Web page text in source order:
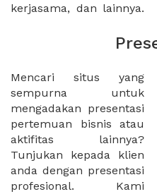
kerjasama, dan lainnya.
Mencari situs yang
sempurna untuk
mengadakan presentasi
pertemuan bisnis atau
aktifitas lainnya?
Tunjukan kepada klien
anda dengan presentasi
profesional. Kami
dan mengesankan
dalam lingkungan yang
nyaman adalah salah
satu kuncinya. Kami
menghargai semua
acara klien kami dan
ingin anda memiliki
pengalaman yang